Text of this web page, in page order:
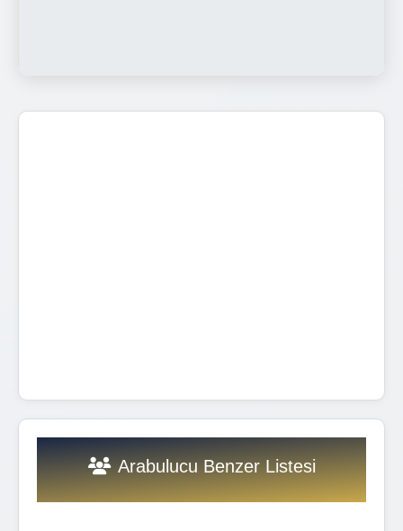
Arabulucu Benzer Listesi